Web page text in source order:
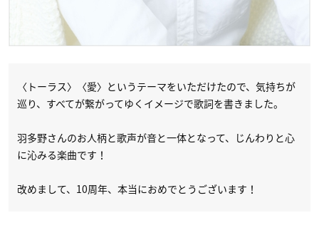
〈トーラス〉〈愛〉というテーマをいただけたので、気持ちが
巡り、すべてが繋がってゆくイメージで歌詞を書きました。
羽多野さんのお人柄と歌声が音と一体となって、じんわりと心
に沁みる楽曲です！
改めまして、10周年、本当におめでとうございます！